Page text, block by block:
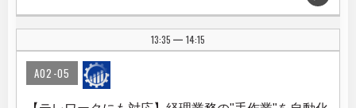
13:35 | 14:15
A02-05